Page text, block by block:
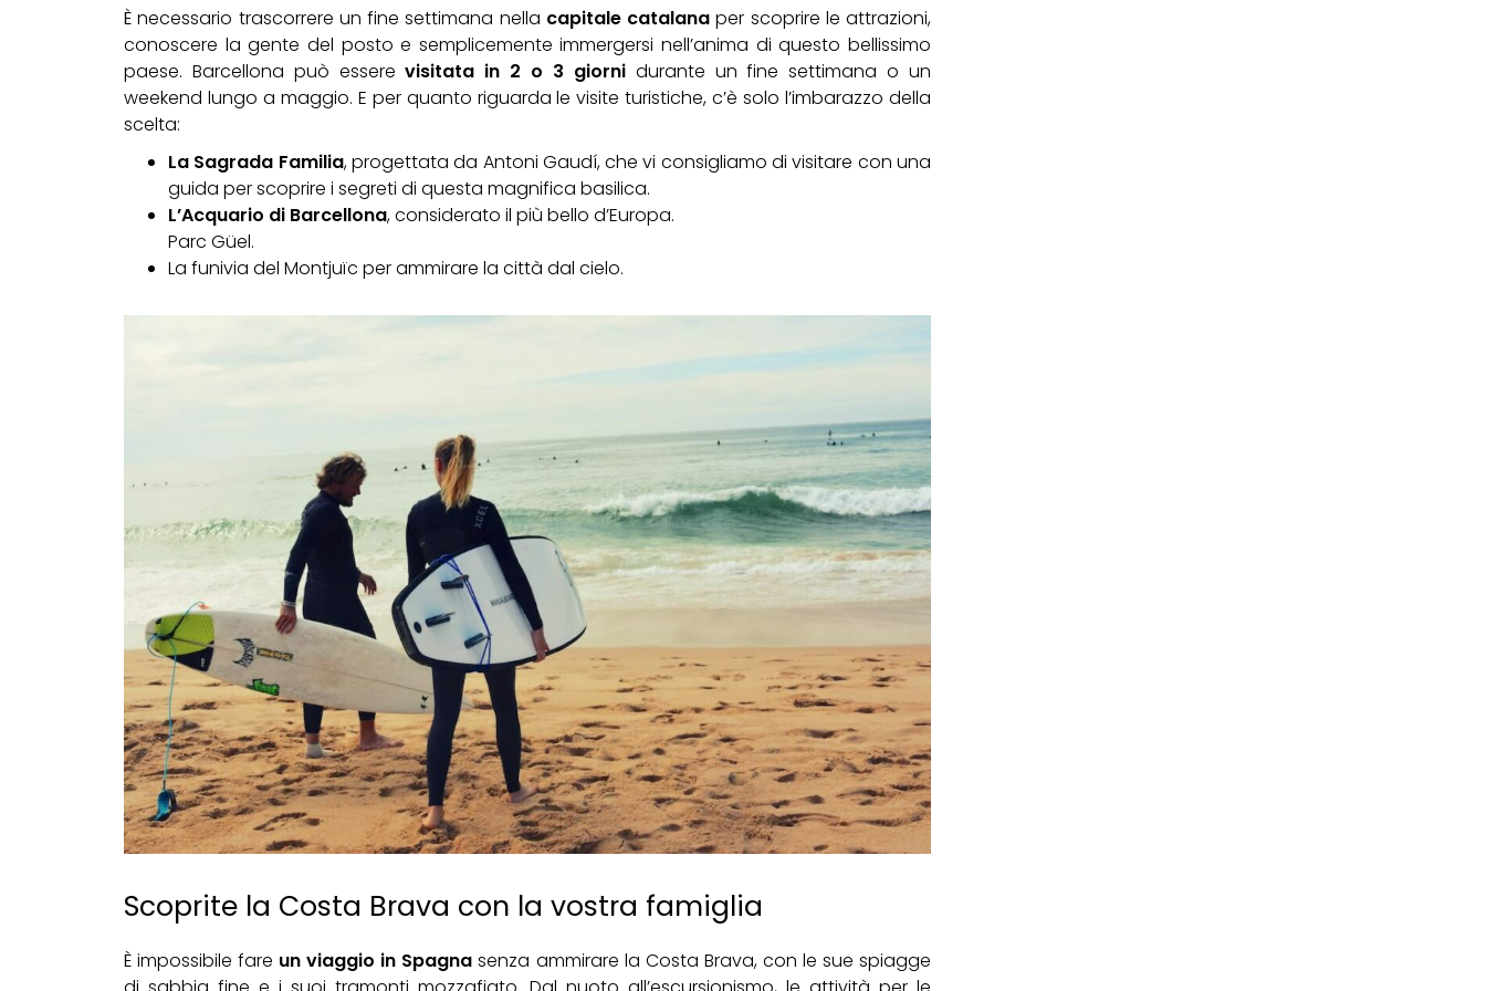
È necessario trascorrere un fine settimana nella capitale catalana per scoprire le attrazioni,
conoscere la gente del posto e semplicemente immergersi nell’anima di questo bellissimo
paese. Barcellona può esserevisitata in 2 o 3 giornidurante un fine settimana o un
weekend lungo a maggio. E per quanto riguarda le visite turistiche, c’è solo l’imbarazzo della
scelta:
La Sagrada Familia, progettata da Antoni Gaudí, che vi consigliamo di visitare con una
guida per scoprire i segreti di questa magnifica basilica.
L’Acquario di Barcellona, considerato il più bello d’Europa.
Parc Güel.
La funivia del Montjuïc per ammirare la città dal cielo.
Scoprite la Costa Brava con la vostra famiglia
È impossibile fare un viaggio in Spagna senza ammirare la Costa Brava, con le sue spiagge